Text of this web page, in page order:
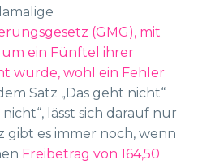
(GMG), mit
ein Fünftel ihrer
wurde, wohl ein Fehler
Satz „Das geht nicht“
lässt sich darauf nur
gibt es immer noch, wenn
Freibetrag von 164,50